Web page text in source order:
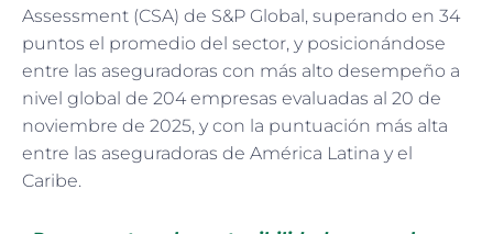
Assessment (CSA) de S&P Global, superando en 34
puntos el promedio del sector, y posicionándose
entre las aseguradoras con más alto desempeño a
nivel global de 204 empresas evaluadas al 20 de
noviembre de 2025, y con la puntuación más alta
entre las aseguradoras de América Latina y el
Caribe.